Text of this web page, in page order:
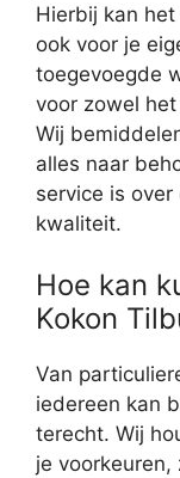
Hierbij kan
ook voor je
toegevoegde
voor zowel
Wij
alles naar
service is
kwaliteit.
Hoe kan
Kokon
Van
iedereen kan
terecht. Wij
je